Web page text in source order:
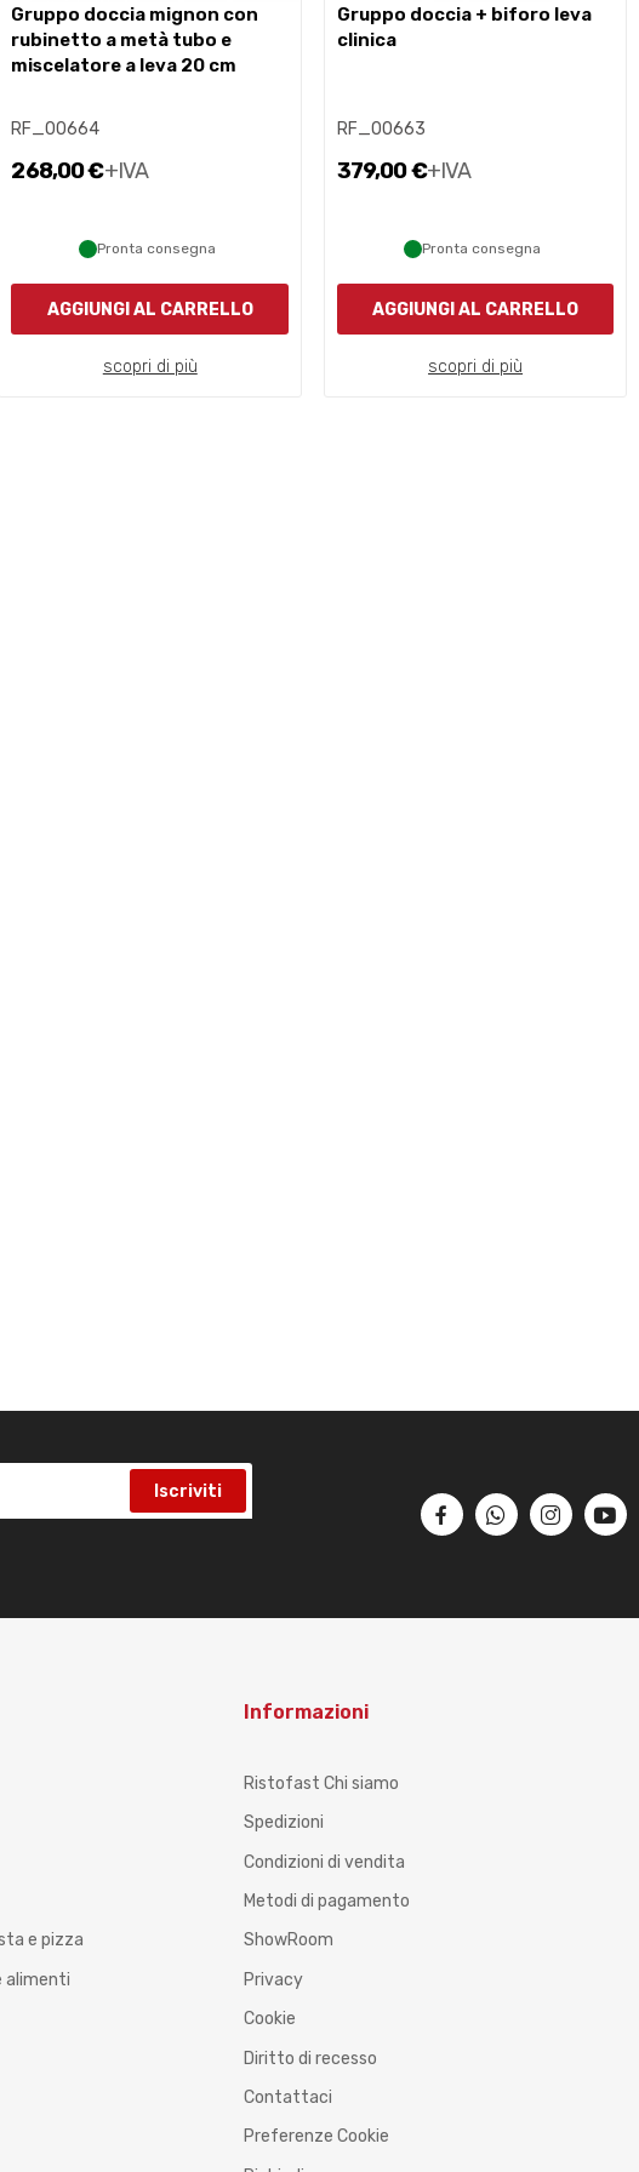
gruppo doccia mignon con
rubinetto a metà tubo e
miscelatore a leva 20 cm
RF_00664
268,00 €+IVA
Pronta consegna
AGGIUNGI AL CARRELLO
scopri di più
gruppo doccia + biforo leva
clinica
RF_00663
379,00 €+IVA
Pronta consegna
AGGIUNGI AL CARRELLO
scopri di più
Iscriviti
e pizza
alimenti
Informazioni
Ristofast Chi siamo
Spedizioni
Condizioni di vendita
Metodi di pagamento
ShowRoom
Privacy
Cookie
Diritto di recesso
Contattaci
Preferenze Cookie